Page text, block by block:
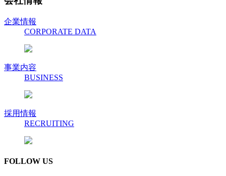
企業情報
CORPORATE DATA
事業内容
BUSINESS
採用情報
RECRUITING
FOLLOW US